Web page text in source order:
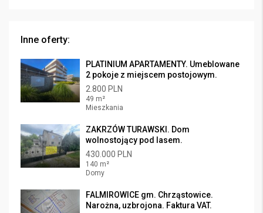
Inne oferty:
PLATINIUM APARTAMENTY. Umeblowane
2 pokoje z miejscem postojowym.
2.800 PLN
49 m²
Mieszkania
ZAKRZÓW TURAWSKI. Dom
wolnostojący pod lasem.
430.000 PLN
140 m²
Domy
FALMIROWICE gm. Chrząstowice.
Narożna, uzbrojona. Faktura VAT.